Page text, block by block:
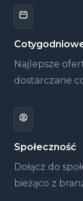
Najlepsze
dostarczane
Społeczność
Dołącz do
bieżąco z